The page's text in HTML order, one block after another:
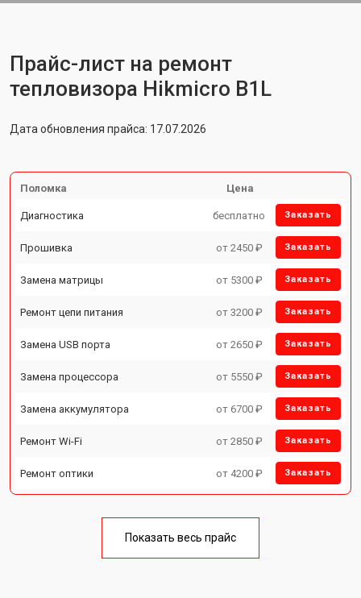
Прайс-лист на ремонт
тепловизора Hikmicro B1L
Дата обновления прайса: 17.07.2026
Поломка Цена
Диагностика бесплатно Заказать
Прошивка от 2450 ₽ Заказать
Замена матрицы от 5300 ₽ Заказать
Ремонт цепи питания от 3200 ₽ Заказать
Замена USB порта от 2650 ₽ Заказать
Замена процессора от 5550 ₽ Заказать
Замена аккумулятора от 6700 ₽ Заказать
Ремонт Wi-Fi от 2850 ₽ Заказать
Ремонт оптики от 4200 ₽ Заказать
Показать весь прайс